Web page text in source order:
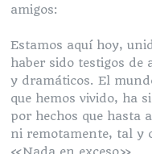
amigos:
Estamos aquí hoy,
haber sido testigos de
y dramáticos. El
que hemos vivido, ha
por hechos que hasta
ni remotamente, tal y